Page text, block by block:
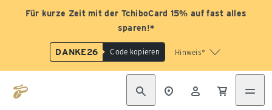
Für kurze Zeit mit der TchiboCard 15% auf fast alles
sparen!*
DANKE26 Code kopieren Hinweis*